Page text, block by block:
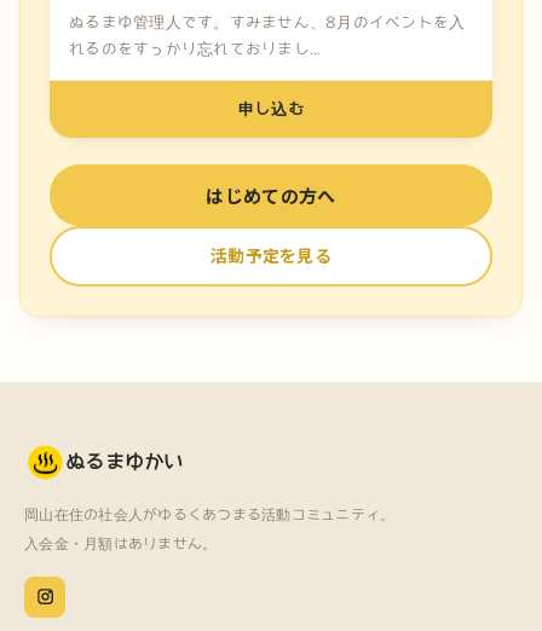
ぬるまゆ管理人です。すみません、8月のイベントを入
れるのをすっかり忘れておりまし...
申し込む
はじめての方へ
活動予定を見る
ぬるまゆかい
岡山在住の社会人がゆるくあつまる活動コミュニティ。
入会金・月額はありません。